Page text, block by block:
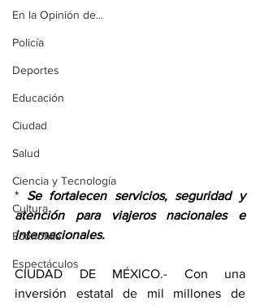
En la Opinión de...
Policía
Deportes
Educación
Ciudad
Salud
Ciencia y Tecnología
Cultura
Economía
Espectáculos
* Se fortalecen servicios, seguridad y
atención para viajeros nacionales e
internacionales.
CIUDAD DE MÉXICO.- Con una
inversión estatal de mil millones de